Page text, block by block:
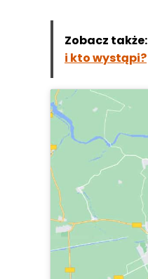
Zobacz także:
i kto wystąpi?